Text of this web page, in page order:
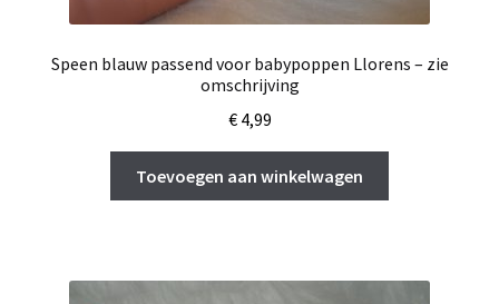
Speen blauw passend voor babypoppen Llorens – zie
omschrijving
€4,99
Toevoegen aan winkelwagen